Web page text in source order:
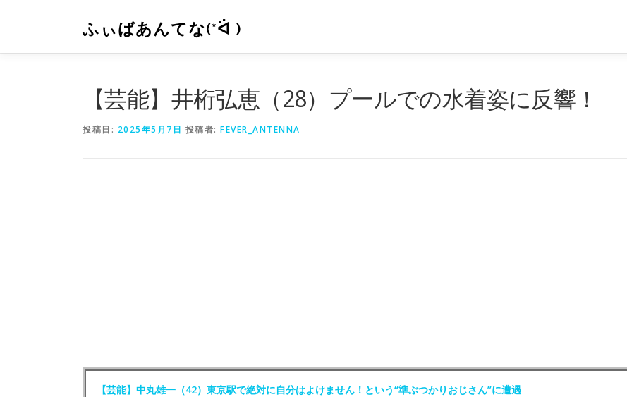
ン
ふぃばあんてな(*ᐛ )
【芸能】井桁弘恵（28）プールでの水着姿に反響！
投稿日: 2025年5月7日 投稿者: FEVER_ANTENNA
【芸能】中丸雄一（42）東京駅で絶対に自分はよけません！という“準ぶつかりおじさん”に遭遇